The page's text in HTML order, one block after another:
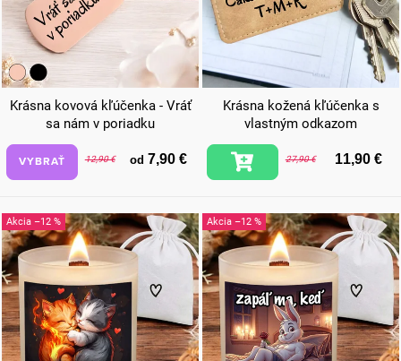
Krásna kovová kľúčenka - Vráť
sa nám v poriadku
12,90 € od 7,90 €
VYBRAŤ
Krásna kožená kľúčenka s
vlastným odkazom
27,90 € 11,90 €
–12 % –12 %